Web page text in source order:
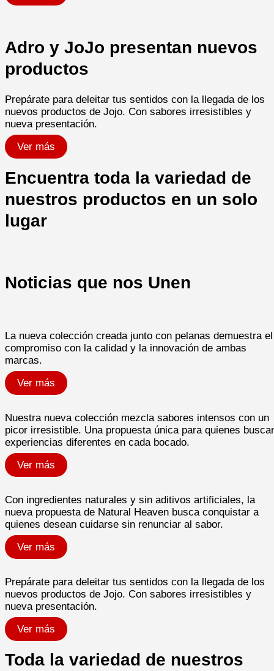
Adro y JoJo presentan nuevos
productos
Prepárate para deleitar tus sentidos con la llegada de los
nuevos productos de Jojo. Con sabores irresistibles y
nueva presentación.
Ver más
Encuentra toda la variedad de
nuestros productos en un solo
lugar
Noticias que nos Unen
La nueva colección creada junto con pelanas demuestra el
compromiso con la calidad y la innovación de ambas
marcas.​
Ver más
Nuestra nueva colección mezcla sabores intensos con un
picor irresistible. Una propuesta única para quienes
experiencias diferentes en cada bocado.​
Ver más
Con ingredientes naturales y sin aditivos artificiales, la
nueva propuesta de Natural Heaven busca conquistar a
quienes desean cuidarse sin renunciar al sabor.
Ver más
Prepárate para deleitar tus sentidos con la llegada de los
nuevos productos de Jojo. Con sabores irresistibles y
nueva presentación.
Ver más
Toda la variedad de nuestros